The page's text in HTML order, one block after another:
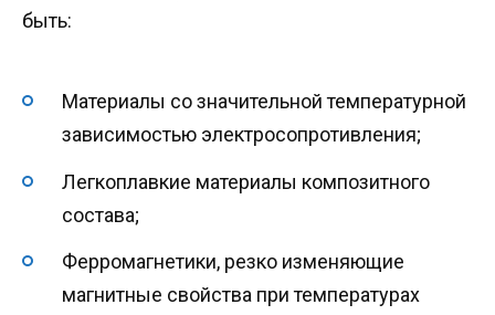
быть:
Материалы со значительной температурной
зависимостью электросопротивления;
Легкоплавкие материалы композитного
состава;
Ферромагнетики, резко изменяющие
магнитные свойства при температурах